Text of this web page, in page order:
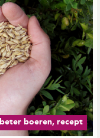
beter boeren, recept